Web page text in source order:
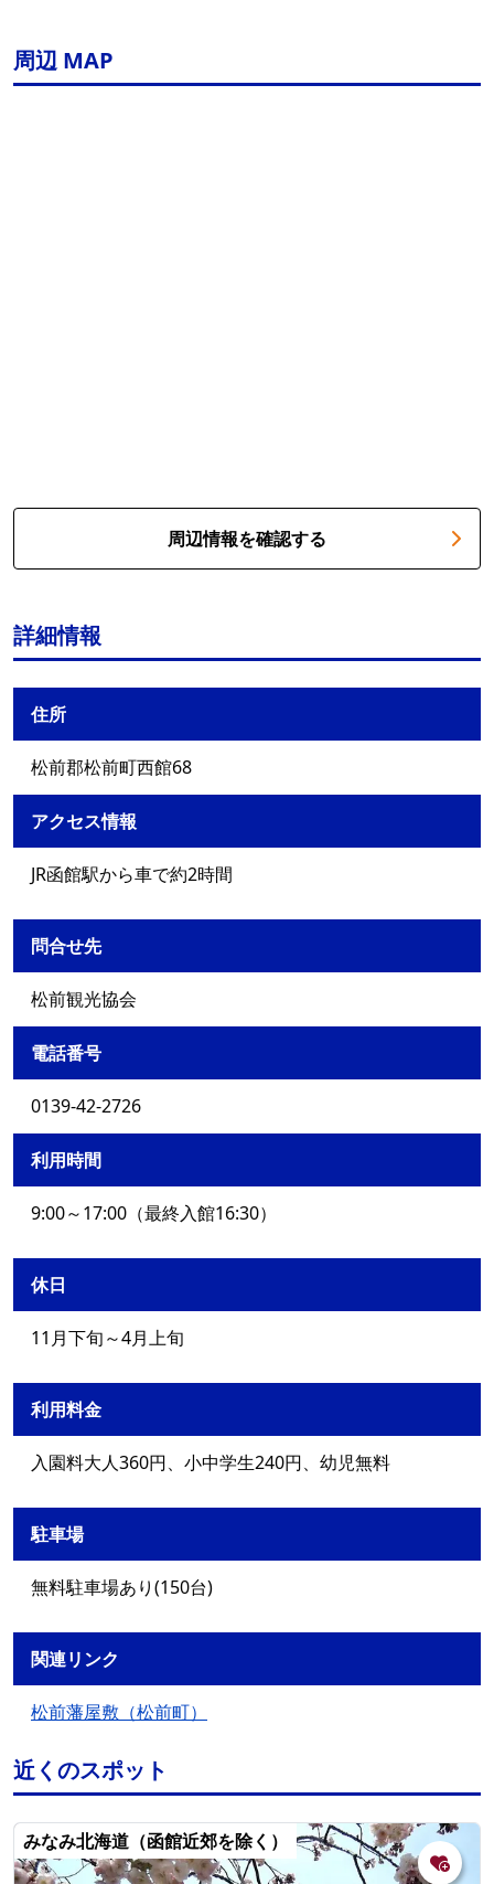
周辺 MAP
周辺情報を確認する
詳細情報
住所
松前郡松前町西館68
アクセス情報
JR函館駅から車で約2時間
問合せ先
松前観光協会
電話番号
0139-42-2726
利用時間
9:00～17:00（最終入館16:30）
休日
11月下旬～4月上旬
利用料金
入園料大人360円、小中学生240円、幼児無料
駐車場
無料駐車場あり(150台)
関連リンク
松前藩屋敷（松前町）
近くのスポット
みなみ北海道（函館近郊を除く）